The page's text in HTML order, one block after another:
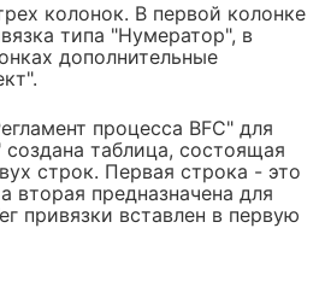
колонок. В первой колонке
типа "Нумератор", в
дополнительные
процесса BFC" для
создана таблица, состоящая
строк. Первая строка - это
вторая предназначена для
привязки вставлен в первую